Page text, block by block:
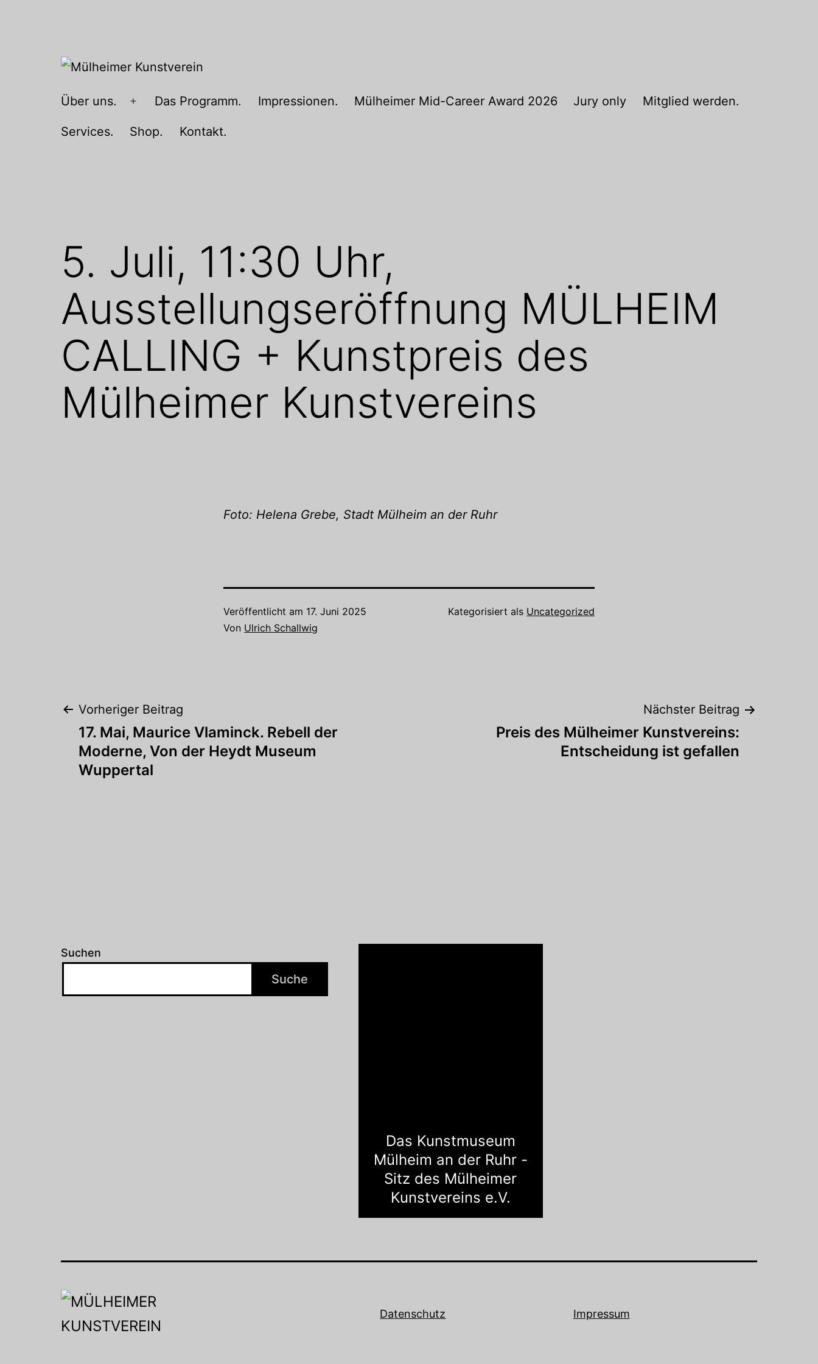
Mülheimer
Über uns.
Menü
öffnen
Das Programm. Impressionen. Mülheimer Mid-Career Award 2026 Jury only Mitglied werden.
Services. Shop. Kontakt.
5. Juli, 11:30 Uhr,
Ausstellungseröffnung MÜLHEIM
CALLING + Kunstpreis des
Mülheimer Kunstvereins
Foto: Helena Grebe, Stadt Mülheim an der Ruhr
Veröffentlicht am 17. Juni 2025
Von Ulrich Schallwig
Kategorisiert als Uncategorized
Beitragsnavigation
Vorheriger Beitrag
17. Mai, Maurice Vlaminck. Rebell der
Moderne, Von der Heydt Museum
Wuppertal
Nächster Beitrag
Preis des Mülheimer Kunstvereins:
Entscheidung ist gefallen
Suchen
Suche
Das Kunstmuseum
Mülheim an der Ruhr -
Sitz des Mülheimer
Kunstvereins e.V.
Datenschutz Impressum